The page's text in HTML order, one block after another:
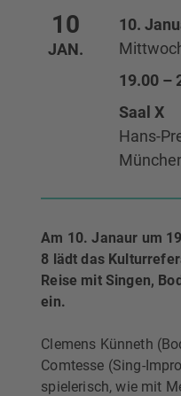
10
JAN.
10.
19.00 –
Saal X
Hans-
Am 10. Janaur um
8 lädt das
Reise mit Singen,
ein.
Clemens Künneth
Comtesse (Sing-
spielerisch, wie mit